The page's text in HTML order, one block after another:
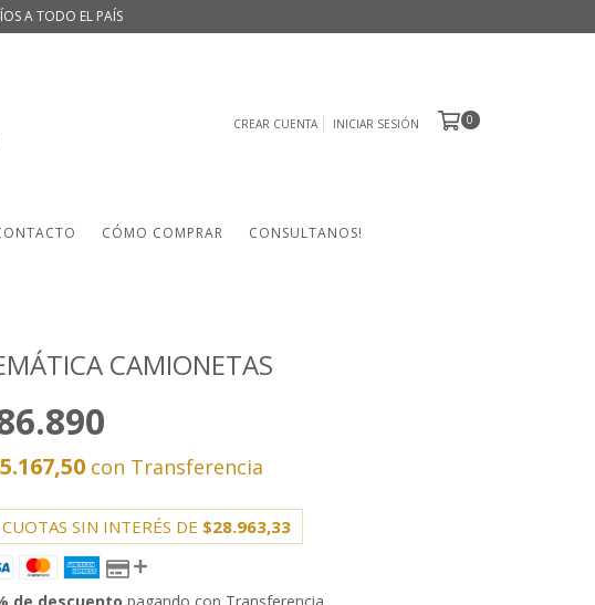
A TODO EL PAÍS
CREAR CUENTA INICIAR SESIÓN 0
CÓMO COMPRAR CONSULTANOS!
CAMIONETAS
con Transferencia
CUOTAS SIN INTERÉS DE $28.963,33